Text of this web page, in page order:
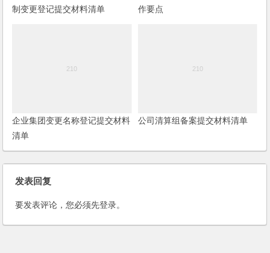
制变更登记提交材料清单
作要点
企业集团变更名称登记提交材料
清单
公司清算组备案提交材料清单
发表回复
要发表评论，您必须先登录。